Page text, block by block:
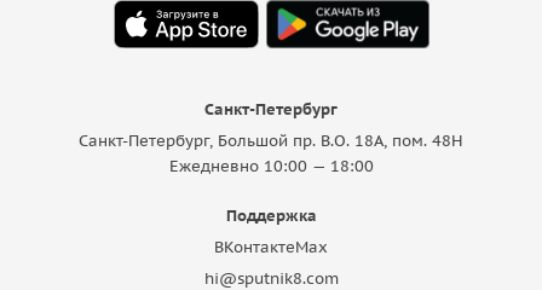
Санкт-Петербург
Санкт-Петербург, Большой пр. В.О. 18A, пом. 48Н
Ежедневно 10:00 — 18:00
Поддержка
ВКонтактеMax
hi@sputnik8.com